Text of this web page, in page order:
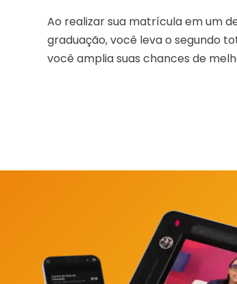
Ao realizar sua matrícula em um
graduação, você leva o segundo
você amplia suas chances de